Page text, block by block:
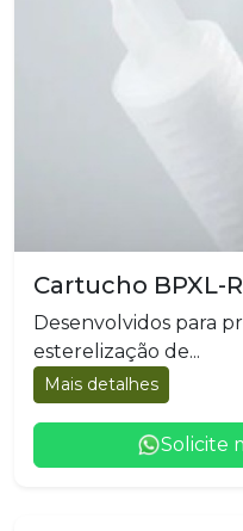
Cartucho BPXL-
Desenvolvidos para
esterelização de...
Mais detalhes
Solicite